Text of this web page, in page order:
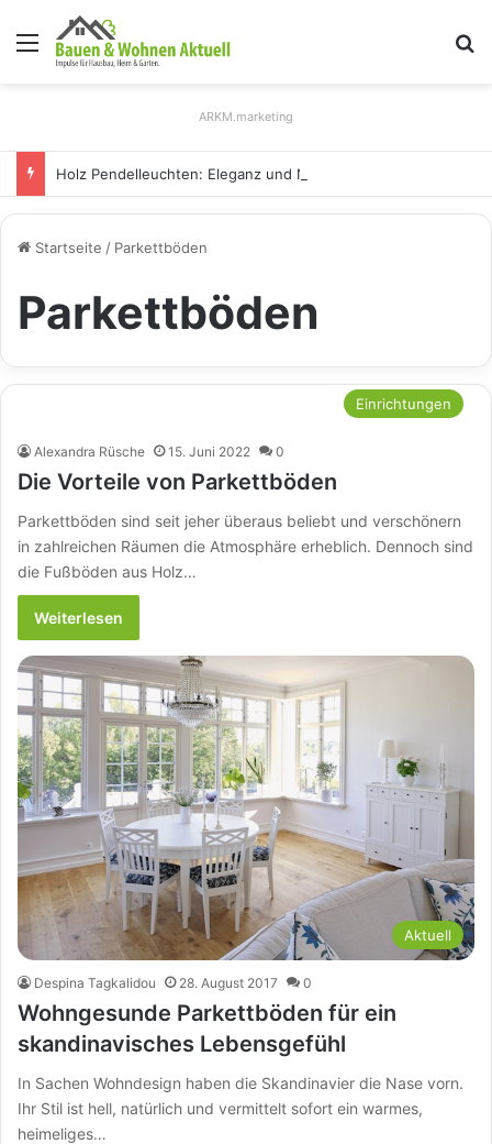
Menü
ARKM.marketing
Startseite / Parkettböden
Parkettböden
Einrichtungen
Alexandra Rüsche 15. Juni 2022 0
Die Vorteile von Parkettböden
Parkettböden sind seit jeher überaus beliebt und verschönern
in zahlreichen Räumen die Atmosphäre erheblich. Dennoch sind
die Fußböden aus Holz…
Weiterlesen
Aktuell
Despina Tagkalidou 28. August 2017 0
Wohngesunde Parkettböden für ein
skandinavisches Lebensgefühl
In Sachen Wohndesign haben die Skandinavier die Nase vorn.
Ihr Stil ist hell, natürlich und vermittelt sofort ein warmes,
heimeliges…